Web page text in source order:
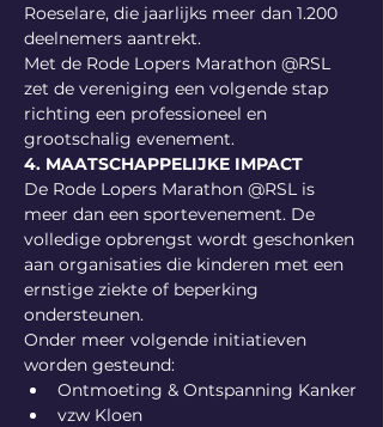
Roeselare, die jaarlijks meer dan 1.200
deelnemers aantrekt.
Met de Rode Lopers Marathon @RSL
zet de vereniging een volgende stap
richting een professioneel en
grootschalig evenement.
4. MAATSCHAPPELIJKE IMPACT
De Rode Lopers Marathon @RSL is
meer dan een sportevenement. De
volledige opbrengst wordt geschonken
aan organisaties die kinderen met een
ernstige ziekte of beperking
ondersteunen.
Onder meer volgende initiatieven
worden gesteund:
Ontmoeting & Ontspanning Kanker
vzw Kloen